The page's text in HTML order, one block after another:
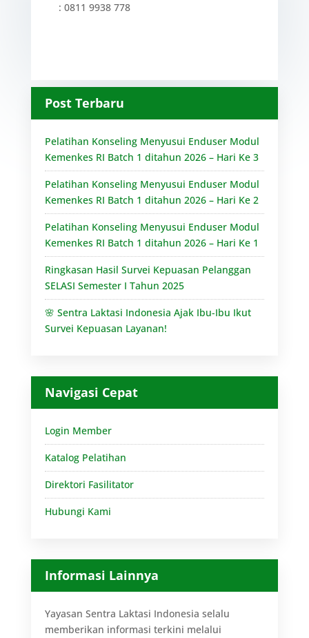
: 0811 9938 778
Post Terbaru
Pelatihan Konseling Menyusui Enduser Modul
Kemenkes RI Batch 1 ditahun 2026 – Hari Ke 3
Pelatihan Konseling Menyusui Enduser Modul
Kemenkes RI Batch 1 ditahun 2026 – Hari Ke 2
Pelatihan Konseling Menyusui Enduser Modul
Kemenkes RI Batch 1 ditahun 2026 – Hari Ke 1
Ringkasan Hasil Survei Kepuasan Pelanggan
SELASI Semester I Tahun 2025
🌸 Sentra Laktasi Indonesia Ajak Ibu-Ibu Ikut
Survei Kepuasan Layanan!
Navigasi Cepat
Login Member
Katalog Pelatihan
Direktori Fasilitator
Hubungi Kami
Informasi Lainnya
Yayasan Sentra Laktasi Indonesia selalu
memberikan informasi terkini melalui